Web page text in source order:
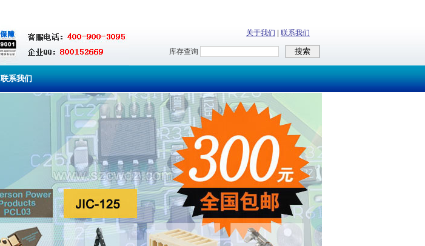
关于我们 联系我们
库存查询
联系我们